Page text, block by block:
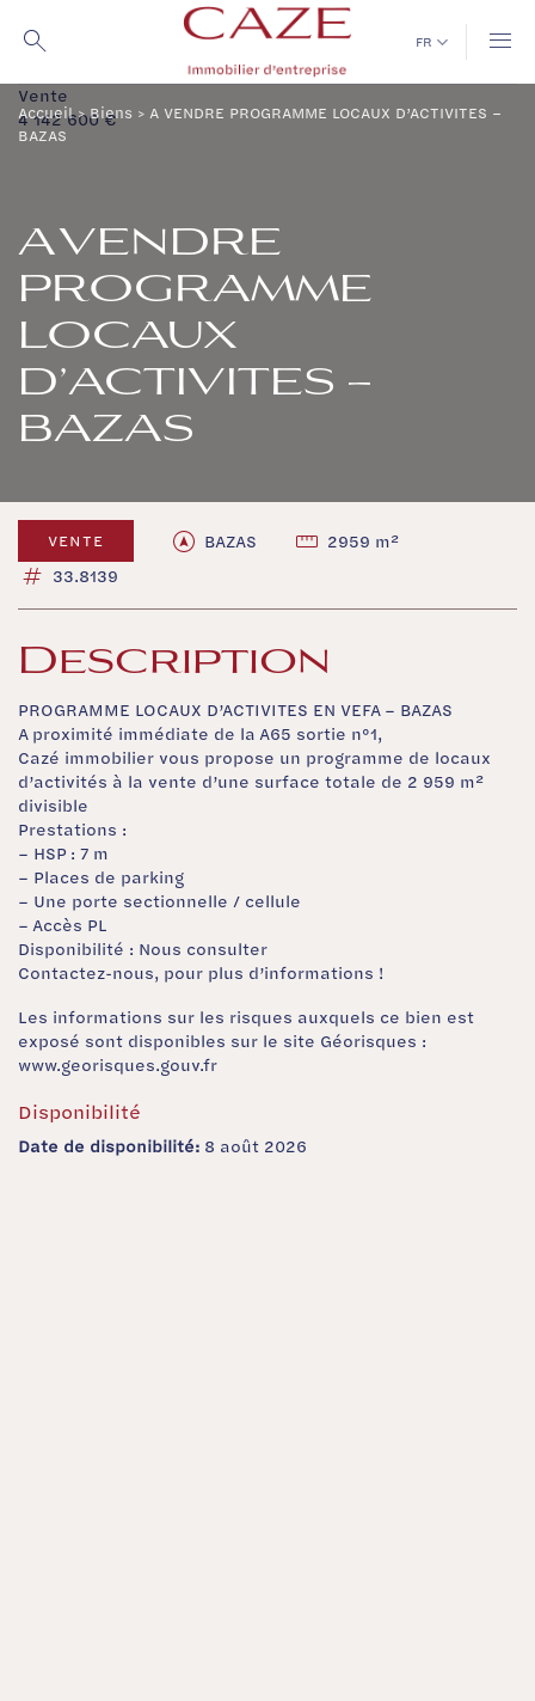
contenu
FR
Accueil>Biens > A VENDRE PROGRAMME LOCAUX D’ACTIVITES –
BAZAS
A VENDRE
PROGRAMME
LOCAUX
D’ACTIVITES –
BAZAS
Vente
4 142 600 €
VENTE BAZAS
2959 m²
33.8139
Description
PROGRAMME LOCAUX D’ACTIVITES EN VEFA – BAZAS
A proximité immédiate de la A65 sortie n°1,
Cazé immobilier vous propose un programme de locaux
d’activités à la vente d’une surface totale de 2 959 m²
divisible
Prestations :
– HSP : 7 m
– Places de parking
– Une porte sectionnelle / cellule
– Accès PL
Disponibilité : Nous consulter
Contactez-nous, pour plus d’informations !
Les informations sur les risques auxquels ce bien est
exposé sont disponibles sur le site Géorisques :
www.georisques.gouv.fr
Disponibilité
Date de disponibilité: 8 août 2026